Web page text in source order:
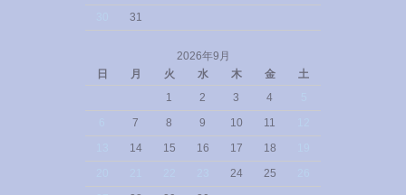
31
2026年9月
日
月 火 水 木 金
土
1
2 3 4
7 8 9 10 11
14 15 16 17 18
24 25